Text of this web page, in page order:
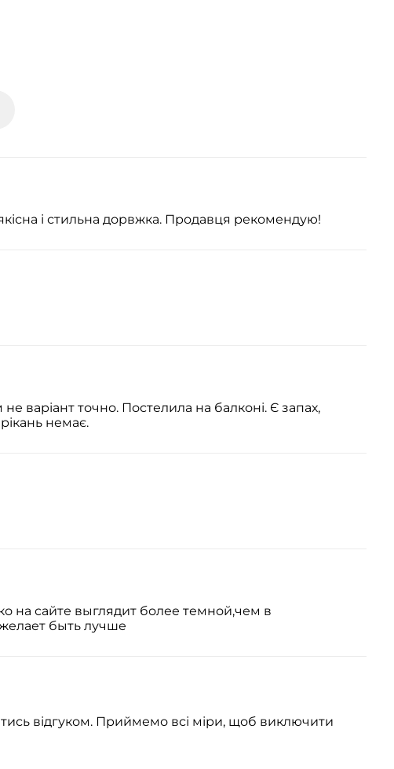
і стильна дорвжка. Продавця рекомендую!
варіант точно. Постелила на балконі. Є запах,
немає.
на сайте выглядит более темной,чем в
быть лучше
відгуком. Приймемо всі міри, щоб виключити